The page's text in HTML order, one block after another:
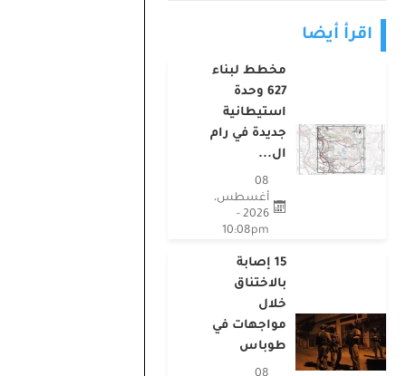
اقرأ أيضا
مخطط لبناء
627 وحدة
استيطانية
جديدة في رام
ال...
08
أغسطس،
10:08pm
15 إصابة
بالاختناق
خلال
مواجهات في
طوباس
08